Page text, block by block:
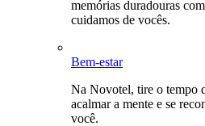
memórias duradouras
cuidamos de vocês.
Bem-estar
Na Novotel, tire o tempo
acalmar a mente e se
você.